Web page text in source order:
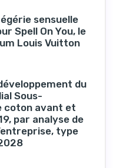
sensuelle
Spell On You, le
Louis Vuitton
du
Sous-
coton avant et
par analyse de
type